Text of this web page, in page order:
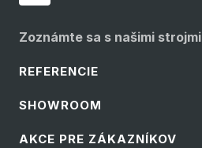
Zoznámte sa s našimi strojmi
REFERENCIE
SHOWROOM
AKCE PRE ZÁKAZNÍKOV